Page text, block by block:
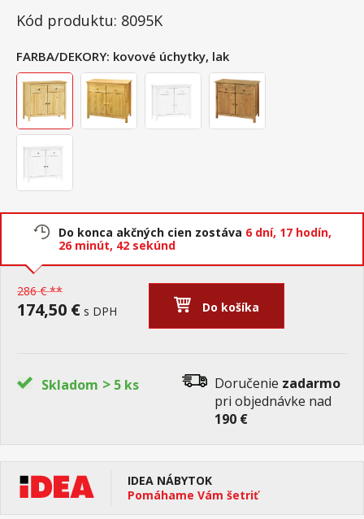
Kód produktu: 8095K
FARBA/DEKORY: kovové úchytky, lak
Do konca akčných cien zostáva 6 dní, 17 hodín,
26 minút, 41 sekúnd
286 € **
174,50 € s DPH Do košíka
Skladom > 5 ks Doručenie zadarmo
pri objednávke nad
190 €
IDEA NÁBYTOK
Pomáhame Vám šetriť